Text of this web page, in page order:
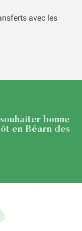
avec les
bonne
en Béarn des